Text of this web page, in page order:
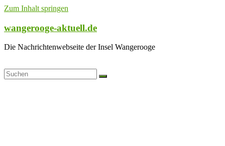
Zum Inhalt springen
wangerooge-aktuell.de
Die Nachrichtenwebseite der Insel Wangerooge